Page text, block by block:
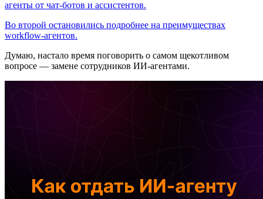
агенты от чат-ботов и ассистентов.
Во второй остановились подробнее на преимуществах
workflow-агентов.
Думаю, настало время поговорить о самом щекотливом
вопросе — замене сотрудников ИИ-агентами.